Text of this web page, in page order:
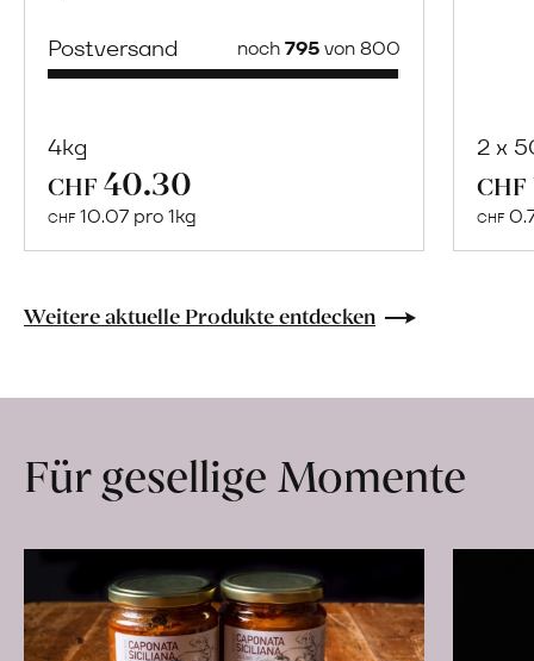
Postversand noch795von 800
4kg
CHF 40.30
CHF 10.07 pro 1kg
Naturbelassene
Lebensmittel
Hof
erfahren
2 x
CHF
CHF
Weitere aktuelle Produkte entdecken
Für gesellige Momente